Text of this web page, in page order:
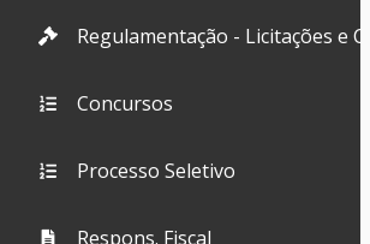
Regulamentação - Licitações e
Concursos
Processo Seletivo
Respons. Fiscal